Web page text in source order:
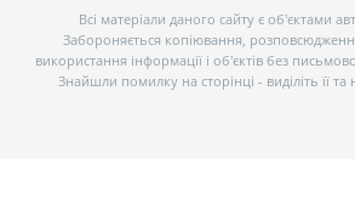
Всі матеріали даного сайту є об’єктами
Забороняється копіювання,
використання інформації і об’єктів без
Знайшли помилку на сторінці - виділіть її та